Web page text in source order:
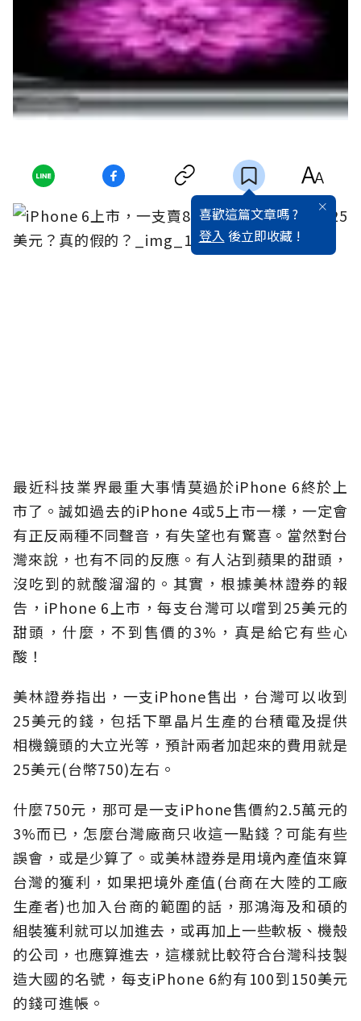
喜歡這篇文章嗎 ?
登入 後立即收藏 !
最近科技業界最重大事情莫過於iPhone 6終於上
市了。誠如過去的iPhone 4或5上市一樣，一定會
有正反兩種不同聲音，有失望也有驚喜。當然對台
灣來說，也有不同的反應。有人沾到蘋果的甜頭，
沒吃到的就酸溜溜的。其實，根據美林證券的報
告，iPhone 6上市，每支台灣可以嚐到25美元的
甜頭，什麼，不到售價的3%，真是給它有些心
酸！
美林證券指出，一支iPhone售出，台灣可以收到
25美元的錢，包括下單晶片生產的台積電及提供
相機鏡頭的大立光等，預計兩者加起來的費用就是
25美元(台幣750)左右。
什麼750元，那可是一支iPhone售價約2.5萬元的
3%而已，怎麼台灣廠商只收這一點錢？可能有些
誤會，或是少算了。或美林證券是用境內產值來算
台灣的獲利，如果把境外產值(台商在大陸的工廠
生產者)也加入台商的範圍的話，那鴻海及和碩的
組裝獲利就可以加進去，或再加上一些軟板、機殼
的公司，也應算進去，這樣就比較符合台灣科技製
造大國的名號，每支iPhone 6約有100到150美元
的錢可進帳。